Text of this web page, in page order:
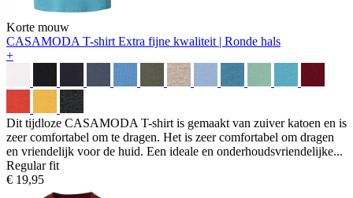
Korte mouw
CASAMODA T-shirt Extra fijne kwaliteit | Ronde hals
+
Dit tijdloze CASAMODA T-shirt is gemaakt van zuiver katoen en is
zeer comfortabel om te dragen. Het is zeer comfortabel om dragen
en vriendelijk voor de huid. Een ideale en onderhoudsvriendelijke...
Regular fit
€ 19,95